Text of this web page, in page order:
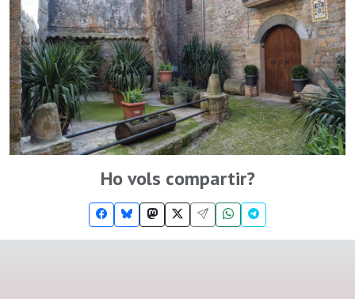
Ho vols compartir?